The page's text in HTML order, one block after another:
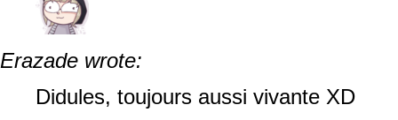
Erazade wrote:
Didules, toujours aussi vivante XD